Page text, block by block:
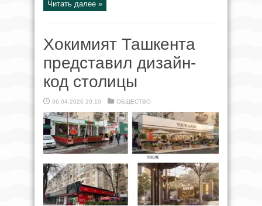
Читать далее »
Хокимият Ташкента
представил дизайн-
код столицы
06.04.2026 20:10 ОБЩЕСТВО